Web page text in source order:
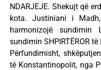
NDARJEJE. Shekujt që
kota. Justiniani i
harmonizojë sundimin
sundimin SHPIRTËROR
Përfundimisht,
të Konstantinopolit, nga